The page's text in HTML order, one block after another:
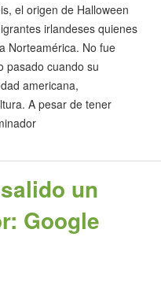
el origen de Halloween
irlandeses quienes
Norteamérica. No fue
pasado cuando su
americana,
A pesar de tener
un
Google